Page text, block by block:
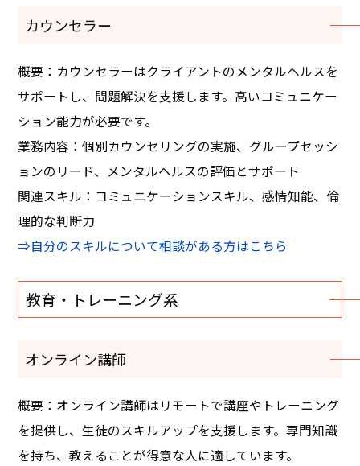
カウンセラー
概要：カウンセラーはクライアントのメンタルヘルスを
サポートし、問題解決を支援します。高いコミュニケー
ション能力が必要です。
業務内容：個別カウンセリングの実施、グループセッシ
ョンのリード、メンタルヘルスの評価とサポート
関連スキル：コミュニケーションスキル、感情知能、倫
理的な判断力
⇒自分のスキルについて相談がある方はこちら
教育・トレーニング系
オンライン講師
概要：オンライン講師はリモートで講座やトレーニング
を提供し、生徒のスキルアップを支援します。専門知識
を持ち、教えることが得意な人に適しています。